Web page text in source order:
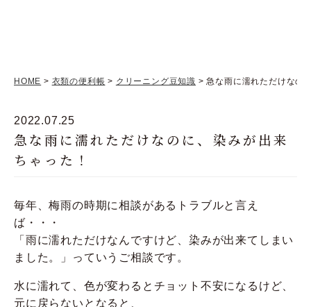
HOME > 衣類の便利帳 > クリーニング豆知識 > 急な雨に濡れただけなの
2022.07.25
急な雨に濡れただけなのに、染みが出来
ちゃった！
毎年、梅雨の時期に相談があるトラブルと言え
ば・・・
「雨に濡れただけなんですけど、染みが出来てしまい
ました。」っていうご相談です。
水に濡れて、色が変わるとチョット不安になるけど、
元に戻らないとなると、